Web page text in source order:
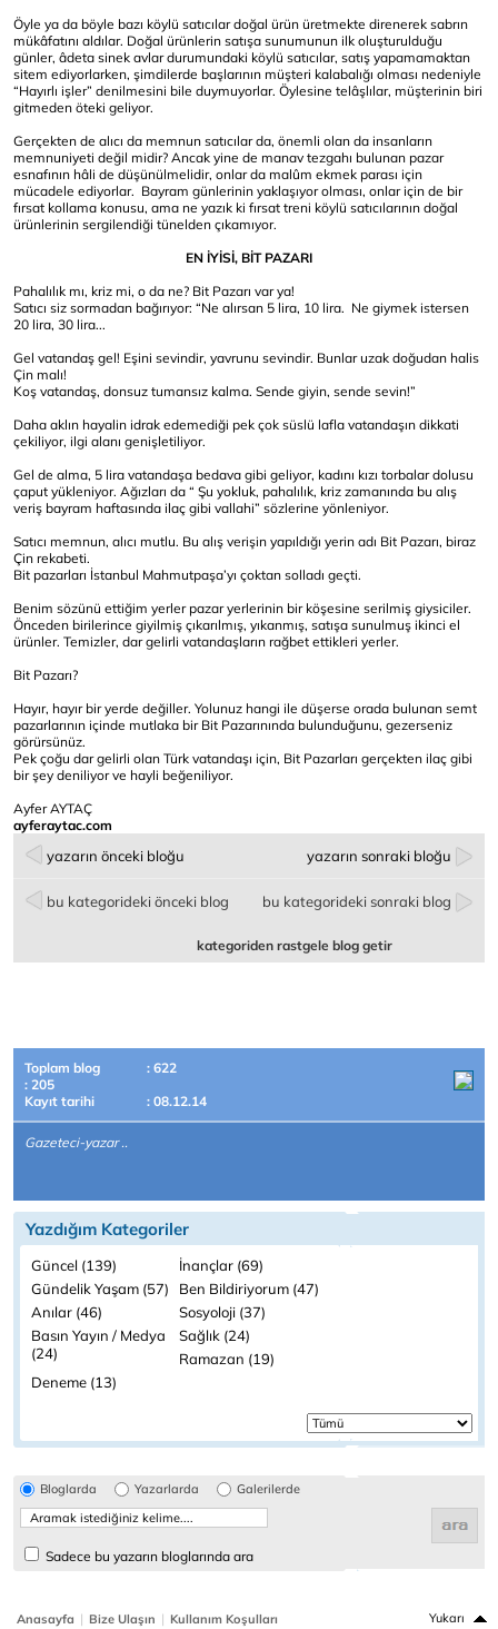
Öyle ya da böyle bazı köylü satıcılar doğal ürün üretmekte direnerek sabrın
mükâfatını aldılar. Doğal ürünlerin satışa sunumunun ilk oluşturulduğu
günler, âdeta sinek avlar durumundaki köylü satıcılar, satış yapamamaktan
sitem ediyorlarken, şimdilerde başlarının müşteri kalabalığı olması nedeniyle
“Hayırlı işler” denilmesini bile duymuyorlar. Öylesine telâşlılar, müşterinin biri
gitmeden öteki geliyor.
Gerçekten de alıcı da memnun satıcılar da, önemli olan da insanların
memnuniyeti değil midir? Ancak yine de manav tezgahı bulunan pazar
esnafının hâli de düşünülmelidir, onlar da malûm ekmek parası için
mücadele ediyorlar. Bayram günlerinin yaklaşıyor olması, onlar için de bir
fırsat kollama konusu, ama ne yazık ki fırsat treni köylü satıcılarının doğal
ürünlerinin sergilendiği tünelden çıkamıyor.
EN İYİSİ, BİT PAZARI
Pahalılık mı, kriz mi, o da ne? Bit Pazarı var ya!
Satıcı siz sormadan bağırıyor: “Ne alırsan 5 lira, 10 lira. Ne giymek istersen
20 lira, 30 lira...
Gel vatandaş gel! Eşini sevindir, yavrunu sevindir. Bunlar uzak doğudan halis
Çin malı!
Koş vatandaş, donsuz tumansız kalma. Sende giyin, sende sevin!”
Daha aklın hayalin idrak edemediği pek çok süslü lafla vatandaşın dikkati
çekiliyor, ilgi alanı genişletiliyor.
Gel de alma, 5 lira vatandaşa bedava gibi geliyor, kadını kızı torbalar dolusu
çaput yükleniyor. Ağızları da “ Şu yokluk, pahalılık, kriz zamanında bu alış
veriş bayram haftasında ilaç gibi vallahi” sözlerine yönleniyor.
Satıcı memnun, alıcı mutlu. Bu alış verişin yapıldığı yerin adı Bit Pazarı, biraz
Çin rekabeti.
Bit pazarları İstanbul Mahmutpaşa’yı çoktan solladı geçti.
Benim sözünü ettiğim yerler pazar yerlerinin bir köşesine serilmiş giysiciler.
Önceden birilerince giyilmiş çıkarılmış, yıkanmış, satışa sunulmuş ikinci el
ürünler. Temizler, dar gelirli vatandaşların rağbet ettikleri yerler.
Bit Pazarı?
Hayır, hayır bir yerde değiller. Yolunuz hangi ile düşerse orada bulunan semt
pazarlarının içinde mutlaka bir Bit Pazarınında bulunduğunu, gezerseniz
görürsünüz.
Pek çoğu dar gelirli olan Türk vatandaşı için, Bit Pazarları gerçekten ilaç gibi
bir şey deniliyor ve hayli beğeniliyor.
Ayfer AYTAÇ
ayferaytac.com
yazarın önceki bloğu yazarın sonraki bloğu
bu kategorideki önceki blog bu kategorideki sonraki blog
kategoriden rastgele blog getir
Toplam blog
: 622
: 205
Kayıt tarihi
: 08.12.14
Gazeteci-yazar ..
Yazdığım Kategoriler
Güncel (139)
İnançlar (69)
Gündelik Yaşam (57)
Ben Bildiriyorum (47)
Anılar (46)
Sosyoloji (37)
Basın Yayın / Medya
(24)
Sağlık (24)
Ramazan (19)
Deneme (13)
Bloglarda Yazarlarda Galerilerde
Sadece bu yazarın bloglarında ara
Anasayfa | Bize Ulaşın | Kullanım Koşulları Yukarı